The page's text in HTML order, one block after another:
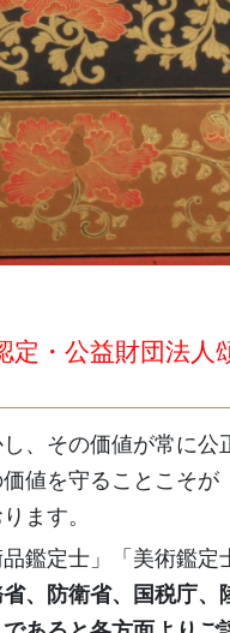
定・公益財団法人
、その価値が常に公
値を守ることこそが
ます。
鑑定士」「美術鑑定
、防衛省、国税庁、